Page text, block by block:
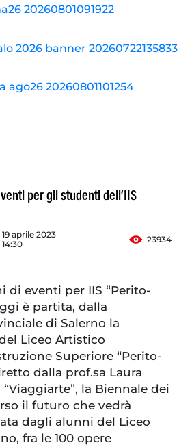
per gli studenti dell’IIS
19 aprile 2023
14:30
23934
di eventi per IIS “Perito-
è partita, dalla
di Salerno la
Liceo Artistico
Superiore “Perito-
dalla prof.sa Laura
“Viaggiarte”, la Biennale dei
il futuro che vedrà
dagli alunni del Liceo
fra le 100 opere